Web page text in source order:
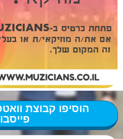
הוסיפו קבוצת